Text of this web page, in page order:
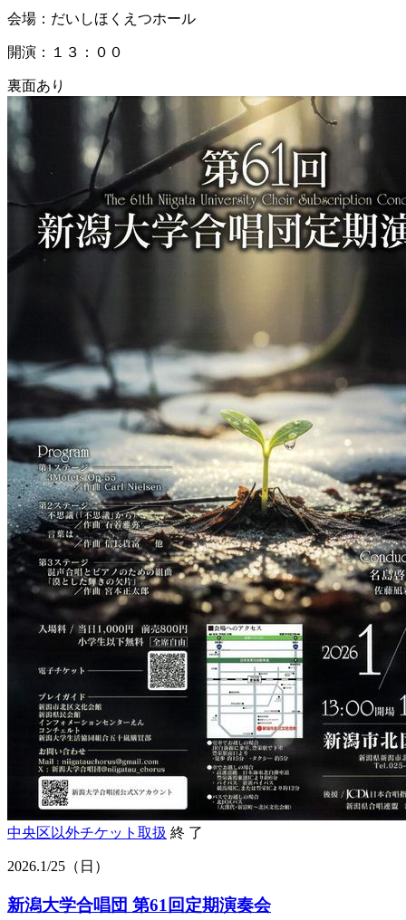
会場：だいしほくえつホール
開演：１３：００
裏面あり
中央区以外チケット取扱 終 了
2026.1/25 （日）
新潟大学合唱団 第61回定期演奏会